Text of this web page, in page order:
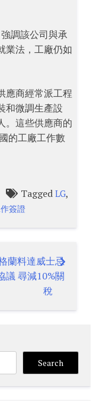
調該公司與承
業法，工廠仍如
應商經常派工程
和微調生產設
。這些供應商的
的工廠工作數
TaggedLG,
簽證
蘭料達威士忌
議 尋減10%關
稅
Search